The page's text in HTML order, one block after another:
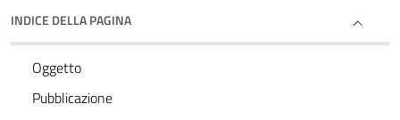
INDICE DELLA PAGINA
Oggetto
Pubblicazione